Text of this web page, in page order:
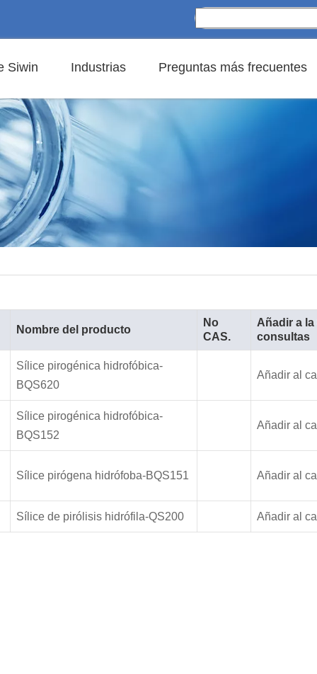
Siwin Industrias Preguntas más frecuentes
Nombre del producto
No
CAS.
Añadir a la
consultas
Sílice pirogénica hidrofóbica-
BQS620
Añadir al
Sílice pirogénica hidrofóbica-
BQS152
Añadir al
Sílice pirógena hidrófoba-BQS151 Añadir al
Sílice de pirólisis hidrófila-QS200 Añadir al